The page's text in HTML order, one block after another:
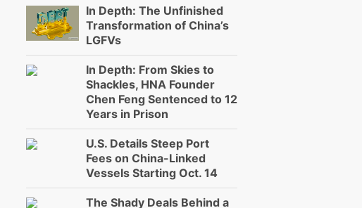
In Depth: The Unfinished
Transformation of China’s
LGFVs
In Depth: From Skies to
Shackles, HNA Founder
Chen Feng Sentenced to 12
Years in Prison
U.S. Details Steep Port
Fees on China-Linked
Vessels Starting Oct. 14
The Shady Deals Behind a